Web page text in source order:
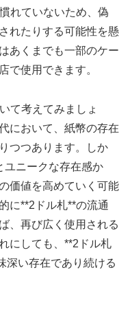
れていないため、偽
れたりする可能性を懸
あくまでも一部のケー
で使用できます。
て考えてみましょ
において、紙幣の存在
つつあります。しか
ユニークな存在感か
価値を高めていく可能
に**2ドル札**の流通
、再び広く使用される
にしても、**2ドル札
深い存在であり続ける